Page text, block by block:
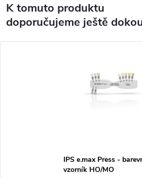
K tomuto produktu
doporučujeme ještě
IPS e.max Press -
vzorník HO/MO